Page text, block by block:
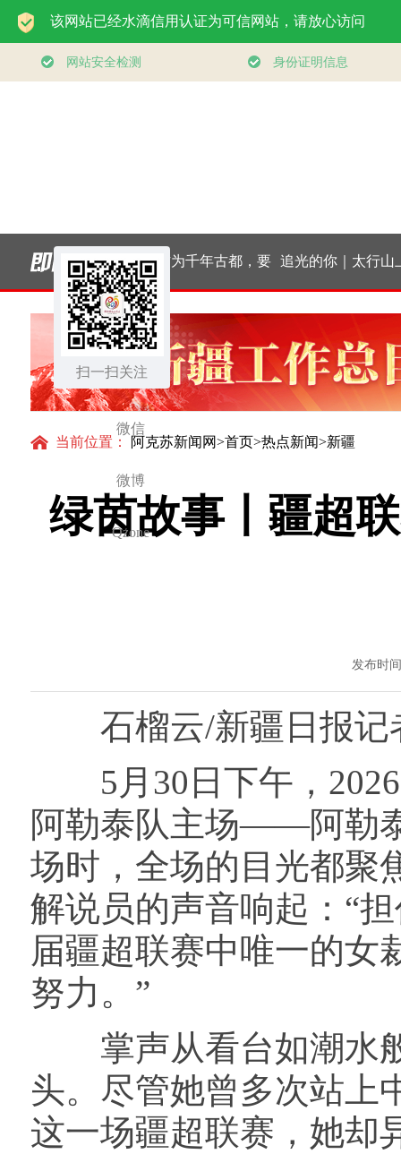
扫一扫关注
微信
微博
Qzone
领航丨夯实基础开新
局
习近平总书记关切事
｜厚植营商沃土推动
东北全面振兴
实干
当前位置： 阿克苏新闻网>首页>热点新闻>新疆
绿茵故事丨疆超
发布时
石榴云/新疆日报记
5月30日下午，
阿勒泰队主场——阿勒
场时，全场的目光都聚
解说员的声音响起：“
届疆超联赛中唯一的女
努力。”
掌声从看台如潮水般
头。尽管她曾多次站上
这一场疆超联赛，她却